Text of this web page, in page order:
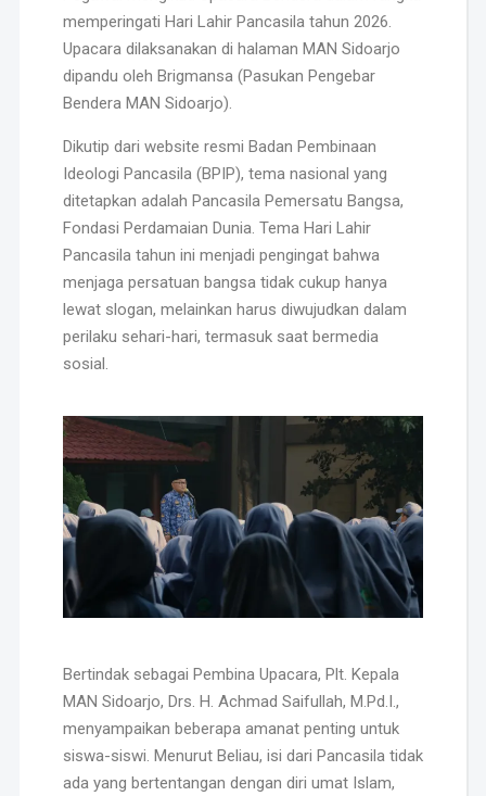
memperingati Hari Lahir Pancasila tahun 2026.
Upacara dilaksanakan di halaman MAN Sidoarjo
dipandu oleh Brigmansa (Pasukan Pengebar
Bendera MAN Sidoarjo).
Dikutip dari website resmi Badan Pembinaan
Ideologi Pancasila (BPIP), tema nasional yang
ditetapkan adalah Pancasila Pemersatu Bangsa,
Fondasi Perdamaian Dunia. Tema Hari Lahir
Pancasila tahun ini menjadi pengingat bahwa
menjaga persatuan bangsa tidak cukup hanya
lewat slogan, melainkan harus diwujudkan dalam
perilaku sehari-hari, termasuk saat bermedia
sosial.
Bertindak sebagai Pembina Upacara, Plt. Kepala
MAN Sidoarjo, Drs. H. Achmad Saifullah, M.Pd.I.,
menyampaikan beberapa amanat penting untuk
siswa-siswi. Menurut Beliau, isi dari Pancasila tidak
ada yang bertentangan dengan diri umat Islam,